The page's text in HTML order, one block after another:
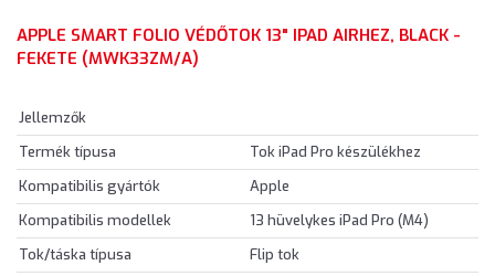
APPLE SMART FOLIO VÉDŐTOK 13" IPAD AIRHEZ, BLACK -
FEKETE (MWK33ZM/A)
Jellemzők
Termék típusa
Tok iPad Pro készülékhez
Kompatibilis gyártók
Apple
Kompatibilis modellek
13 hüvelykes iPad Pro (M4)
Tok/táska típusa
Flip tok